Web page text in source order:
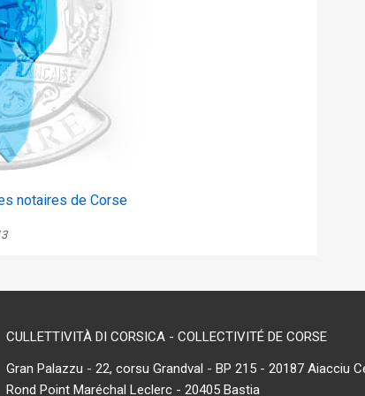
notaires de Corse
CULLETTIVITÀ DI CORSICA - COLLECTIVITÉ DE CORSE
Gran Palazzu - 22, corsu Grandval - BP 215 - 20187 Aiacciu
Rond Point Maréchal Leclerc - 20405 Bastia